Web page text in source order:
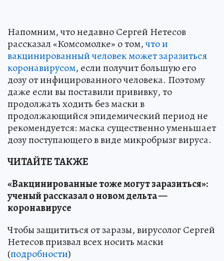
Напомним, что недавно Сергей Нетесов
рассказал «Комсомолке» о том,что и
вакцинированный человек может заразиться
коронавирусом, если получит большую его
дозу от инфицированного человека. Поэтому
даже если вы поставили прививку, то
продолжать ходить без маски в
продолжающийся эпидемический период не
рекомендуется: маска существенно уменьшает
дозу поступающего в виде микробрызг вируса.
ЧИТАЙТЕ ТАКЖЕ
«Вакцинированные тоже могут заразиться»:
ученый рассказал о новом дельта —
коронавирусе
Чтобы защититься от заразы, вирусолог Сергей
Нетесов призвал всех носить маски
(подробности)